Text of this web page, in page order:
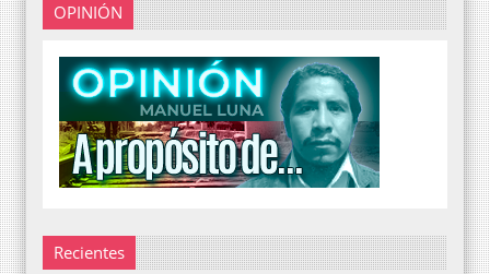
OPINIÓN
Recientes